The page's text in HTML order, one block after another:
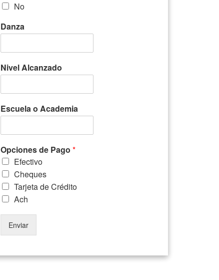
No
Danza
Nivel Alcanzado
Escuela o Academia
Opciones de Pago *
Efectivo
Cheques
Tarjeta de Crédito
Ach
Enviar